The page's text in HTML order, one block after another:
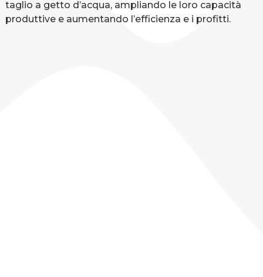
taglio a getto d’acqua, ampliando le loro capacità
produttive e aumentando l’efficienza e i profitti.